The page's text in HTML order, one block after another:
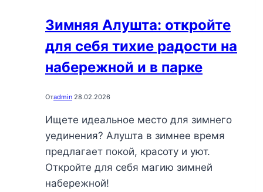
Зимняя Алушта: откройте
для себя тихие радости на
набережной и в парке
Отadmin 28.02.2026
Ищете идеальное место для зимнего
уединения? Алушта в зимнее время
предлагает покой, красоту и уют.
Откройте для себя магию зимней
набережной!